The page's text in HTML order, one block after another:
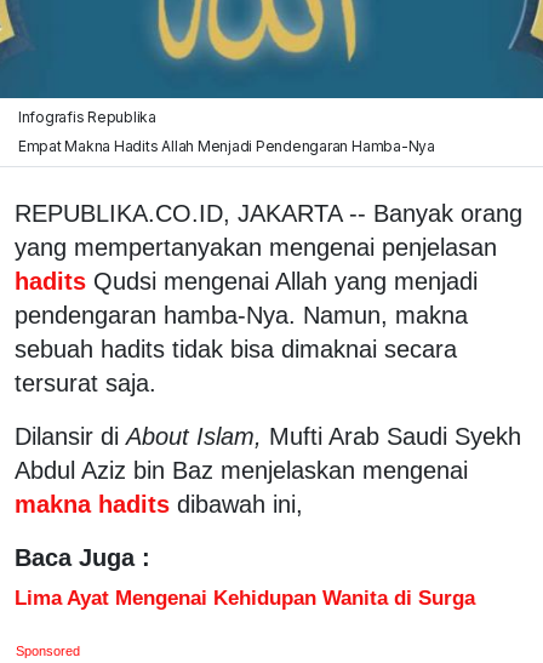
Infografis Republika
Empat Makna Hadits Allah Menjadi Pendengaran Hamba-Nya
REPUBLIKA.CO.ID, JAKARTA -- Banyak orang
yang mempertanyakan mengenai penjelasan
hadits Qudsi mengenai Allah yang menjadi
pendengaran hamba-Nya. Namun, makna
sebuah hadits tidak bisa dimaknai secara
tersurat saja.
Dilansir diAbout Islam, Mufti Arab Saudi Syekh
Abdul Aziz bin Baz menjelaskan mengenai
makna hadits dibawah ini,
Baca Juga :
Lima Ayat Mengenai Kehidupan Wanita di Surga
Sponsored